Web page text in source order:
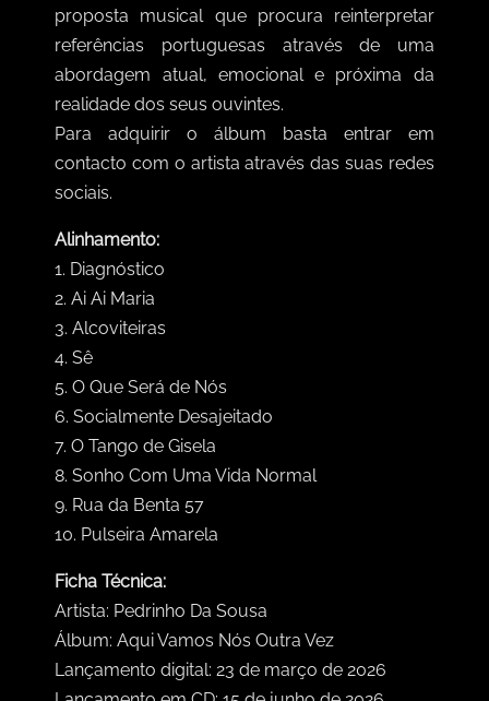
proposta musical que procura reinterpretar
referências portuguesas através de uma
abordagem atual, emocional e próxima da
realidade dos seus ouvintes.
Para adquirir o álbum basta entrar em
contacto com o artista através das suas redes
sociais.
Alinhamento:
1. Diagnóstico
2. Ai Ai Maria
3. Alcoviteiras
4. Sê
5. O Que Será de Nós
6. Socialmente Desajeitado
7. O Tango de Gisela
8. Sonho Com Uma Vida Normal
9. Rua da Benta 57
10. Pulseira Amarela
Ficha Técnica:
Artista: Pedrinho Da Sousa
Álbum: Aqui Vamos Nós Outra Vez
Lançamento digital: 23 de março de 2026